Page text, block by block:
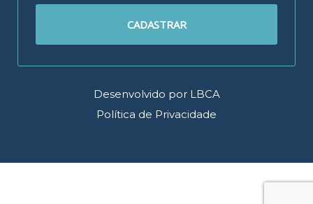
CADASTRAR
Desenvolvido por LBCA
Política de Privacidade